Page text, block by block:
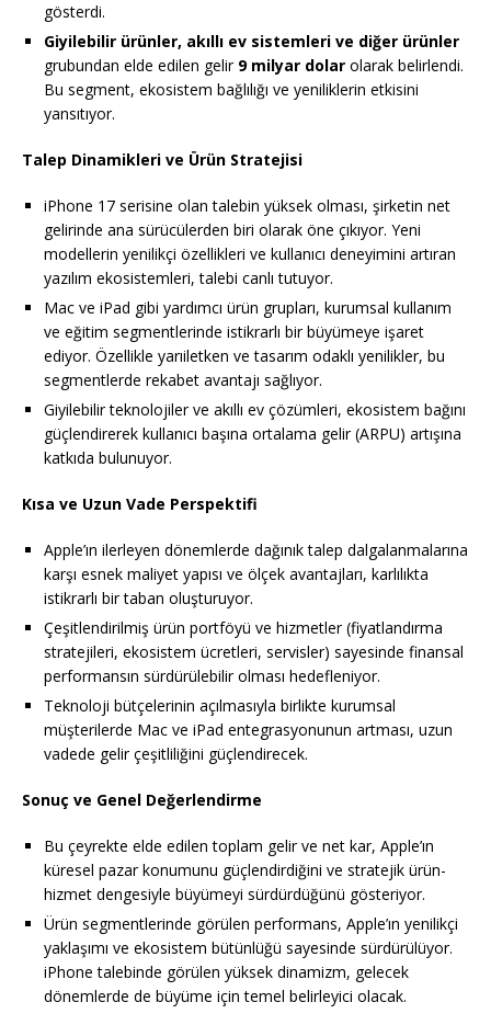
gösterdi.
Giyilebilir ürünler, akıllı ev sistemleri ve diğer ürünler
grubundan elde edilen gelir 9 milyar dolar olarak belirlendi.
Bu segment, ekosistem bağlılığı ve yeniliklerin etkisini
yansıtıyor.
Talep Dinamikleri ve Ürün Stratejisi
iPhone 17 serisine olan talebin yüksek olması, şirketin net
gelirinde ana sürücülerden biri olarak öne çıkıyor. Yeni
modellerin yenilikçi özellikleri ve kullanıcı deneyimini artıran
yazılım ekosistemleri, talebi canlı tutuyor.
Mac ve iPad gibi yardımcı ürün grupları, kurumsal kullanım
ve eğitim segmentlerinde istikrarlı bir büyümeye işaret
ediyor. Özellikle yarıiletken ve tasarım odaklı yenilikler, bu
segmentlerde rekabet avantajı sağlıyor.
Giyilebilir teknolojiler ve akıllı ev çözümleri, ekosistem bağını
güçlendirerek kullanıcı başına ortalama gelir (ARPU) artışına
katkıda bulunuyor.
Kısa ve Uzun Vade Perspektifi
Apple’ın ilerleyen dönemlerde dağınık talep dalgalanmalarına
karşı esnek maliyet yapısı ve ölçek avantajları, karlılıkta
istikrarlı bir taban oluşturuyor.
Çeşitlendirilmiş ürün portföyü ve hizmetler (fiyatlandırma
stratejileri, ekosistem ücretleri, servisler) sayesinde finansal
performansın sürdürülebilir olması hedefleniyor.
Teknoloji bütçelerinin açılmasıyla birlikte kurumsal
müşterilerde Mac ve iPad entegrasyonunun artması, uzun
vadede gelir çeşitliliğini güçlendirecek.
Sonuç ve Genel Değerlendirme
Bu çeyrekte elde edilen toplam gelir ve net kar, Apple’ın
küresel pazar konumunu güçlendirdiğini ve stratejik ürün-
hizmet dengesiyle büyümeyi sürdürdüğünü gösteriyor.
Ürün segmentlerinde görülen performans, Apple’ın yenilikçi
yaklaşımı ve ekosistem bütünlüğü sayesinde sürdürülüyor.
iPhone talebinde görülen yüksek dinamizm, gelecek
dönemlerde de büyüme için temel belirleyici olacak.